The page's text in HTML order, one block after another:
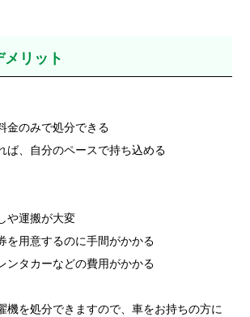
リット
金のみで処分できる
ば、自分のペースで持ち込める
や運搬が大変
を用意するのに手間がかかる
ンタカーなどの費用がかかる
機を処分できますので、車をお持ちの方に